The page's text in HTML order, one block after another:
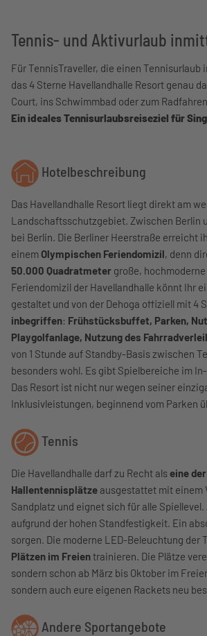
Tennis- und Aktivurlaub
Für TennisTraveller, die einen Tennisurlaub
das 4 Sterne Havellandhalle Resort genau
Court, ins Schwimmbad oder zum
Ein ideales Tennisurlaubsreiseziel für
Hotelbeschreibung
Das Havellandhalle Resort liegt direkt am
Landschaftsschutzgebiet. Zwischen Berlin
bei Berlin. Die Berliner Heerstraße erreicht
einem Olympischen Feriendomizil, denn
50.000 Quadratmeter große,
Feriendomizil der Havellandhalle könnt Ihr
gestaltet und von der Dehoga offiziell mit 4
inbegriffen: Frühstücksbuffet, Parken,
Playgolfanlage, Nutzung des
von 1 Stunde auf Standby-Basis zwischen
besonders wohl. Es gibt Spielbereiche im
Das Resort ist nicht nur wegen seiner
Inklusivleistungen, beginnend vom Parken
Tennis
Die Havellandhalle darf zu Recht alseine
Hallentennisplätze ausgestattet mit einem
Sandplatz und eignet sich für alle
aufgrund der hohen Standfestigkeit. Ein
sorgen. Die moderne LED-Beleuchtung
Plätzen im Freientrainieren. Die Plätze
sondern schon ab März bis Oktober im
sondern auch eure eigenen Rackets neu
Andere Sportangebote